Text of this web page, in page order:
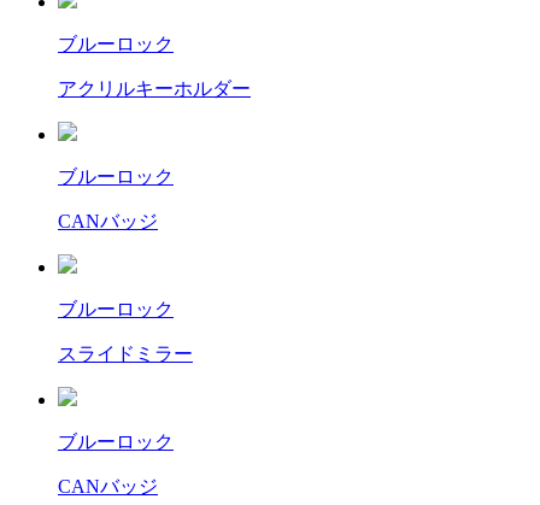
ブルーロック
アクリルキーホルダー
ブルーロック
CANバッジ
ブルーロック
スライドミラー
ブルーロック
CANバッジ